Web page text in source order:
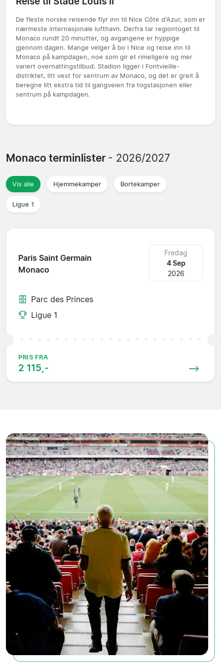
De fleste norske reisende flyr inn til Nice Côte d'Azur, som er
nærmeste internasjonale lufthavn. Derfra tar regiontoget til
Monaco rundt 20 minutter, og avgangene er hyppige
gjennom dagen. Mange velger å bo i Nice og reise inn til
Monaco på kampdagen, noe som gir et rimeligere og mer
variert overnattingstilbud. Stadion ligger i Fontvieille-
distriktet, litt vest for sentrum av Monaco, og det er greit å
beregne litt ekstra tid til gangveien fra togstasjonen eller
sentrum på kampdagen.
Monaco terminlister - 2026/2027
Vis alle Hjemmekamper Bortekamper
Ligue 1
Paris Saint Germain
Monaco
Fredag
4 Sep
2026
Parc des Princes
Ligue 1
PRIS FRA
2 115,-